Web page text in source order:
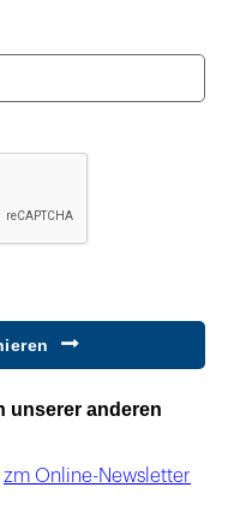
unserer anderen
zm Online-Newsletter